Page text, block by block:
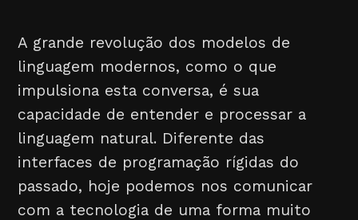
A grande revolução dos modelos de
linguagem modernos, como o que
impulsiona esta conversa, é sua
capacidade de entender e processar a
linguagem natural. Diferente das
interfaces de programação rígidas do
passado, hoje podemos nos comunicar
com a tecnologia de uma forma muito